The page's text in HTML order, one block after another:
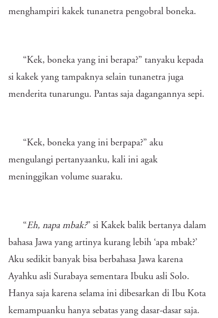
menghampiri kakek tunanetra pengobral boneka.
“Kek, boneka yang ini berapa?” tanyaku kepada
si kakek yang tampaknya selain tunanetra juga
menderita tunarungu. Pantas saja dagangannya sepi.
“Kek, boneka yang ini berpapa?” aku
mengulangi pertanyaanku, kali ini agak
meninggikan volume suaraku.
“Eh, napa mbak?” si Kakek balik bertanya dalam
bahasa Jawa yang artinya kurang lebih ‘apa mbak?’
Aku sedikit banyak bisa berbahasa Jawa karena
Ayahku asli Surabaya sementara Ibuku asli Solo.
Hanya saja karena selama ini dibesarkan di Ibu Kota
kemampuanku hanya sebatas yang dasar-dasar saja.